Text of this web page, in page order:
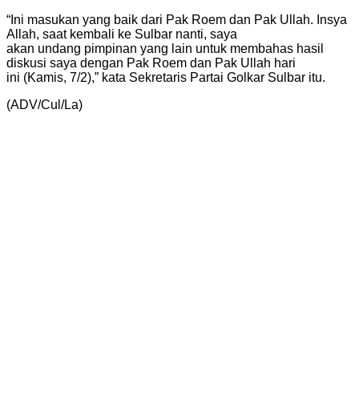
“Ini masukan yang baik dari Pak Roem dan Pak Ullah. Insya
Allah, saat kembali ke Sulbar nanti, saya
akan undang pimpinan yang lain untuk membahas hasil
diskusi saya dengan Pak Roem dan Pak Ullah hari
ini (Kamis, 7/2),” kata Sekretaris Partai Golkar Sulbar itu.
(ADV/Cul/La)